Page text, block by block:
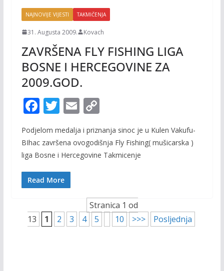
NAJNOVIJE VIJESTI TAKMIČENJA
31. Augusta 2009. Kovach
ZAVRŠENA FLY FISHING LIGA
BOSNE I HERCEGOVINE ZA
2009.GOD.
F
ac
e
b
o
o
T
w
itt
er
E
ai
l
C
p
y
k
Podjelom medalja i priznanja sinoc je u Kulen Vakufu-
BIhac završena ovogodišnja Fly Fishing( mušicarska )
liga Bosne i Hercegovine Takmicenje
Read More
Stranica 1 od
13
1 2 3 4 5 10 >>> Posljednja